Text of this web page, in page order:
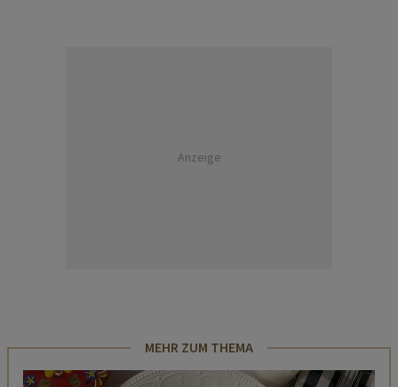
Anzeige
MEHR ZUM THEMA